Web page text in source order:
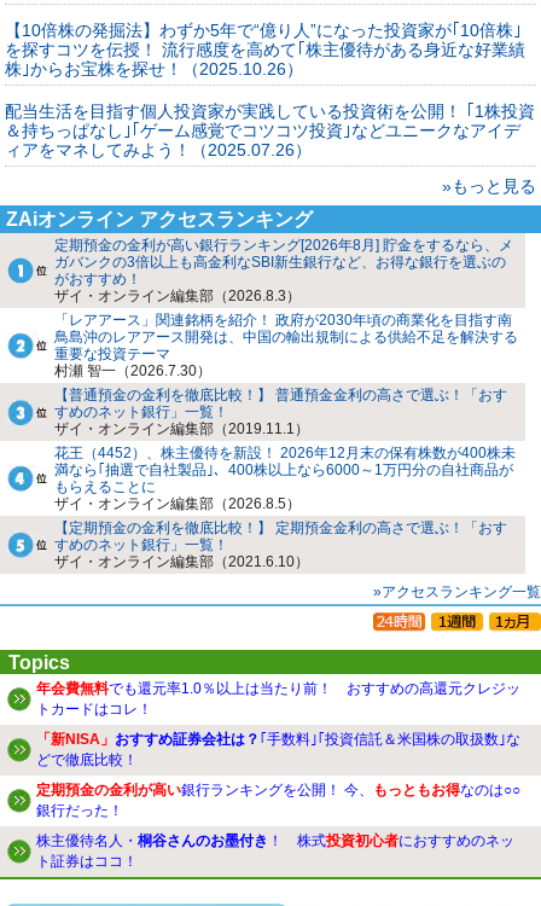
【10倍株の発掘法】わずか5年で“億り人”になった投資家が｢10倍株｣
を探すコツを伝授！ 流行感度を高めて｢株主優待がある身近な好業績
株｣からお宝株を探せ！（2025.10.26）
配当生活を目指す個人投資家が実践している投資術を公開！ ｢1株投資
＆持ちっぱなし｣｢ゲーム感覚でコツコツ投資｣などユニークなアイデ
ィアをマネしてみよう！（2025.07.26）
»もっと見る
ZAiオンライン アクセスランキング
定期預金の金利が高い銀行ランキング[2026年8月] 貯金をするなら、メ
ガバンクの3倍以上も高金利なSBI新生銀行など、お得な銀行を選ぶの
がおすすめ！
ザイ・オンライン編集部（2026.8.3）
「レアアース」関連銘柄を紹介！ 政府が2030年頃の商業化を目指す南
鳥島沖のレアアース開発は、中国の輸出規制による供給不足を解決する
重要な投資テーマ
村瀬 智一（2026.7.30）
【普通預金の金利を徹底比較！】 普通預金金利の高さで選ぶ！「おす
すめのネット銀行」一覧！
ザイ・オンライン編集部（2019.11.1）
花王（4452）、株主優待を新設！ 2026年12月末の保有株数が400株未
満なら｢抽選で自社製品｣、400株以上なら6000～1万円分の自社商品が
もらえることに
ザイ・オンライン編集部（2026.8.5）
【定期預金の金利を徹底比較！】 定期預金金利の高さで選ぶ！「おす
すめのネット銀行」一覧！
ザイ・オンライン編集部（2021.6.10）
»アクセスランキング一覧
Topics
年会費無料でも還元率1.0％以上は当たり前！ おすすめの高還元クレジッ
トカードはコレ！
「新NISA」 おすすめ証券会社は？ ｢手数料｣｢投資信託＆米国株の取扱数｣な
どで徹底比較！
定期預金の金利が高い銀行ランキングを公開！ 今、 もっともお得なのは○○
銀行だった！
株主優待名人・ 桐谷さんのお墨付き ！ 株式投資初心者におすすめのネッ
ト証券はココ！